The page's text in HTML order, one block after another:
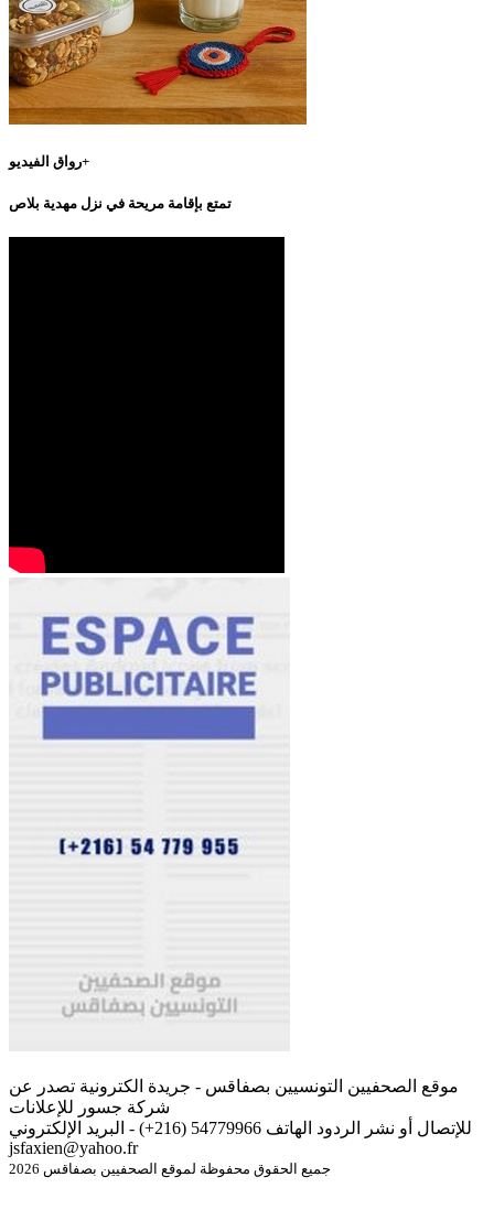
رواق الفيديو+
تمتع بإقامة مريحة في نزل مهدية بلاص
موقع الصحفيين التونسيين بصفاقس - جريدة الكترونية تصدر عن
شركة جسور للإعلانات
للإتصال أو نشر الردود الهاتف 54779966 (216+) - البريد الإلكتروني
jsfaxien@yahoo.fr
جميع الحقوق محفوظة لموقع الصحفيين بصفاقس 2026